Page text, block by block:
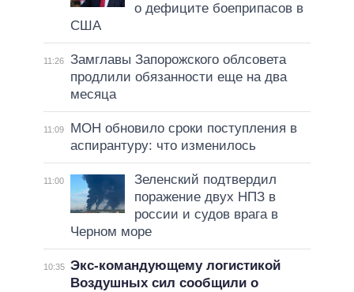
о дефиците боеприпасов в
США
11:26
Замглавы Запорожского облсовета
продлили обязанности еще на два
месяца
11:09
МОН обновило сроки поступления в
аспирантуру: что изменилось
11:00
Зеленский подтвердил
поражение двух НПЗ в
россии и судов врага в
Черном море
10:35 Экс-командующему логистикой
Воздушных сил сообщили о